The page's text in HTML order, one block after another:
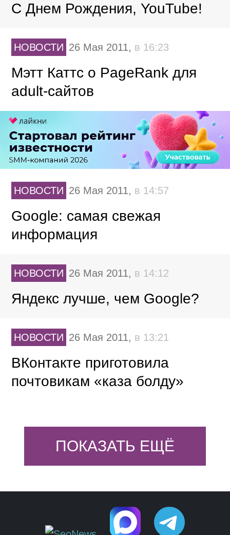
С Днем Рождения, YouTube!
НОВОСТИ 26 Мая 2011, в 16:23
Мэтт Каттс о PageRank для
adult-сайтов
НОВОСТИ 26 Мая 2011, в 14:57
Google: самая свежая
информация
НОВОСТИ 26 Мая 2011, в 14:12
Яндекс лучше, чем Google?
НОВОСТИ 26 Мая 2011, в 13:21
ВКонтакте приготовила
почтовикам «каза болду»
ПОКАЗАТЬ ЕЩЁ